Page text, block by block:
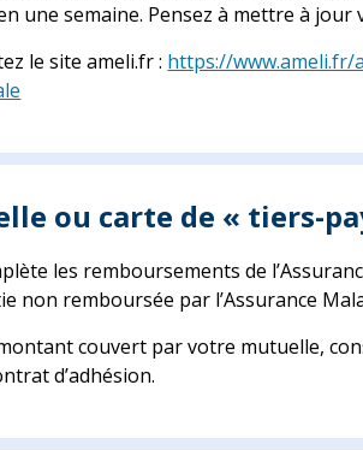
une semaine. Pensez à mettre à
le site ameli.fr : https://
ou carte de « tiers-
les remboursements de
non remboursée par l’Assurance
couvert par votre mutuelle,
d’adhésion.